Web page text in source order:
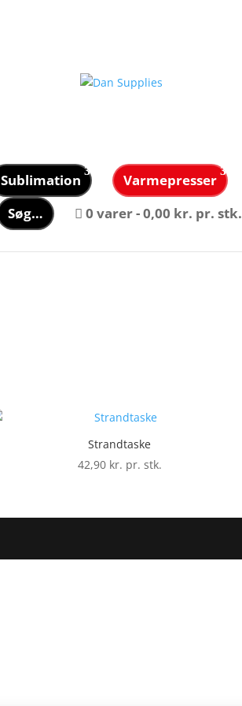
Sublimation Varmepresser
Søg…
0 varer 0,00 kr. pr. stk.
Strandtaske
42,90 kr. pr. stk.